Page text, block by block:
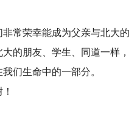
常荣幸能成为父亲与北大的
的朋友、学生、同道一样，
们生命中的一部分。